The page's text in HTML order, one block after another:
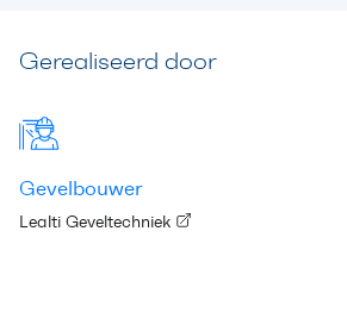
Gerealiseerd door
Gevelbouwer
Lealti Geveltechniek